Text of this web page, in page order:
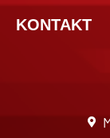
KONTAKT